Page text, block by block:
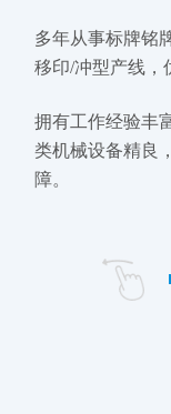
多年从事标牌铭
移印/冲型产线，
拥有工作经验丰
类机械设备精良
障。